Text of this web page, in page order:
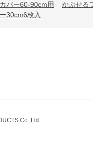
バー60-90cm用
かぶせる
30cm6枚入
Co.,Ltd.